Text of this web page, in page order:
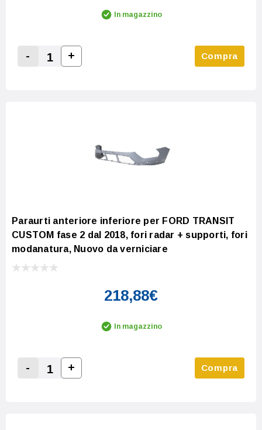
In magazzino
Decrease Quantity:
-
Increase Quantity:
+ Compra
Paraurti anteriore inferiore per FORD TRANSIT
CUSTOM fase 2 dal 2018, fori radar + supporti, fori
modanatura, Nuovo da verniciare
218,88€
In magazzino
Decrease Quantity:
-
Increase Quantity:
+ Compra